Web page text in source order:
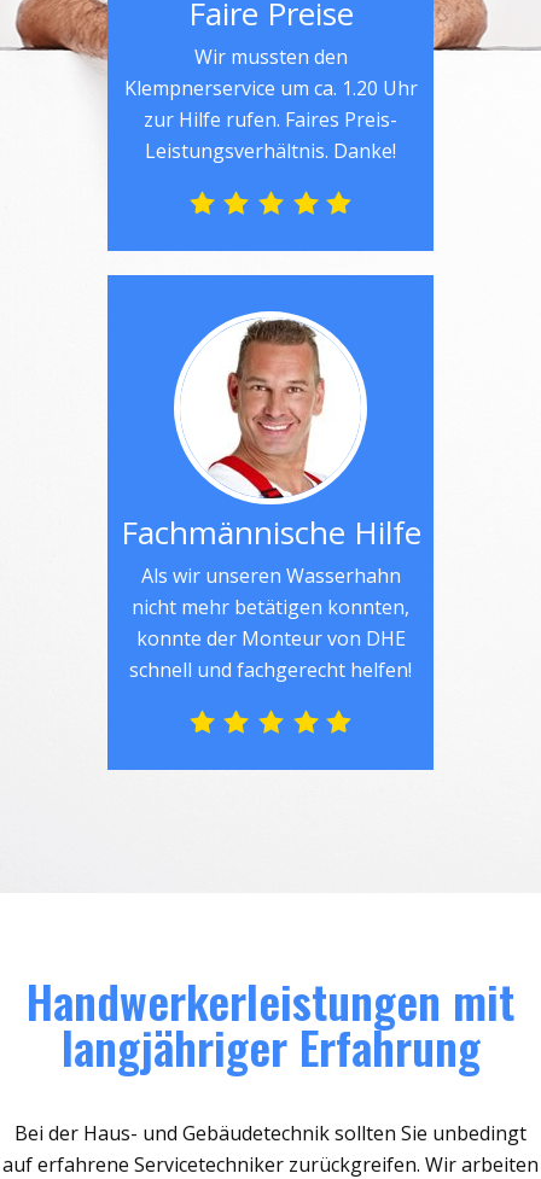
Faire Preise
Wir mussten den
Klempnerservice um ca. 1.20 Uhr
zur Hilfe rufen. Faires Preis-
Leistungsverhältnis. Danke!
Fachmännische Hilfe
Als wir unseren Wasserhahn
nicht mehr betätigen konnten,
konnte der Monteur von DHE
schnell und fachgerecht helfen!
Handwerkerleistungen mit
langjähriger Erfahrung
Bei der Haus- und Gebäudetechnik sollten Sie unbedingt
auf erfahrene Servicetechniker zurückgreifen. Wir arbeiten